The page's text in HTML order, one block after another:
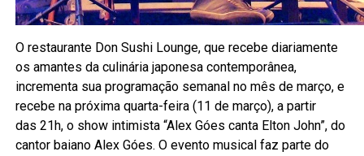
O restaurante Don Sushi Lounge, que recebe diariamente
os amantes da culinária japonesa contemporânea,
incrementa sua programação semanal no mês de março, e
recebe na próxima quarta-feira (11 de março), a partir
das 21h, o show intimista “Alex Góes canta Elton John”, do
cantor baiano Alex Góes. O evento musical faz parte do